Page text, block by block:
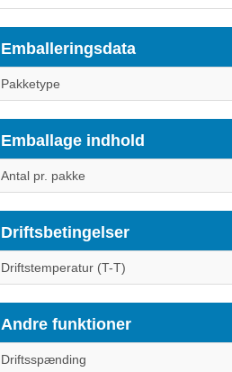
Emballeringsdata
Pakketype
Emballage indhold
Antal pr. pakke
Driftsbetingelser
Driftstemperatur (T-T)
Andre funktioner
Driftsspænding